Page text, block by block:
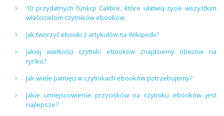
10 przydatnych funkcji Calibre, które ułatwią życie wszystkim
właścicielom czytników ebooków
Jak tworzyć ebooki z artykułów na Wikipedii?
Jakiej wielkości czytniki ebooków znajdziemy obecnie na
rynku?
Jak wiele pamięci w czytnikach ebooków potrzebujemy?
Jakie umiejscowienie przycisków na czytniku ebooków jest
najlepsze?